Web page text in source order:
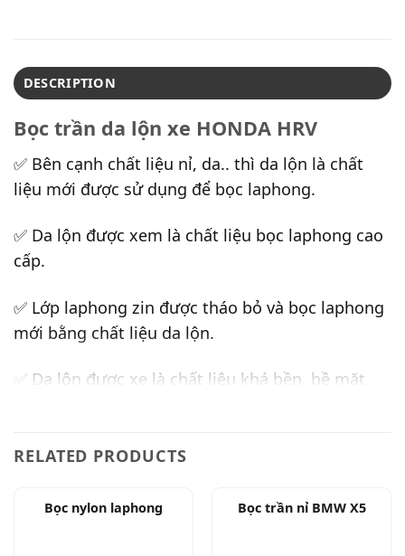
DESCRIPTION
Bọc trần da lộn xe HONDA HRV
✅ Bên cạnh chất liệu nỉ, da.. thì da lộn là chất
liệu mới được sử dụng để bọc laphong.
✅ Da lộn được xem là chất liệu bọc laphong cao
cấp.
✅ Lớp laphong zin được tháo bỏ và bọc laphong
mới bằng chất liệu da lộn.
✅ Da lộn được xe là chất liệu khá bền, bề mặt
✅ Bọc laphong bằng da lộn cho xe HRV sẽ làm
RELATED PRODUCTS
Bọc nylon laphong Bọc trần nỉ BMW X5